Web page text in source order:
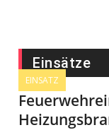
Einsätze
EINSATZ